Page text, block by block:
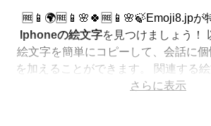
🆓📱🌍🆓📱🌸🍀🆓📱🌸🍃Emoji8.jpが
Iphoneの絵文字を見つけましょう！
絵文字を簡単にコピーして、会話に個
を加えることができます。 関連する
ある順に表示しました。さらに多くの
さらに表示